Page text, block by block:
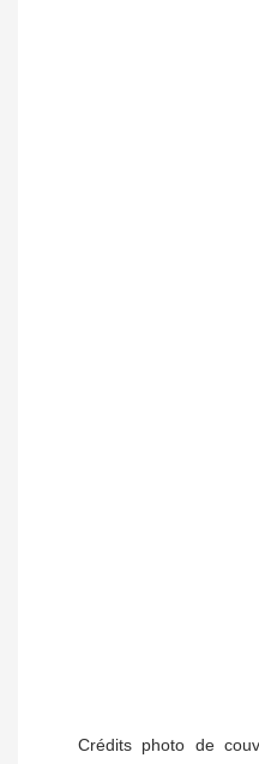
Crédits photo de